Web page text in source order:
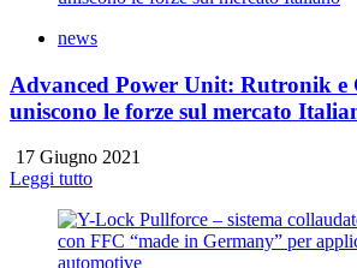
news
Advanced Power Unit: Rutronik e
uniscono le forze sul mercato
17 Giugno 2021
Leggi tutto